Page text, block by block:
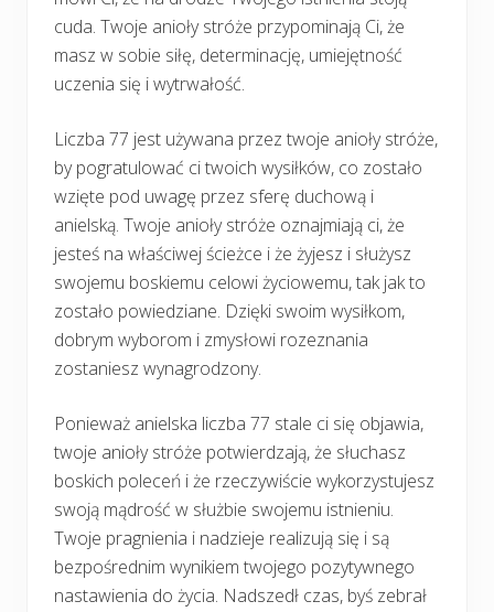
cuda. Twoje anioły stróże przypominają Ci, że
masz w sobie siłę, determinację, umiejętność
uczenia się i wytrwałość.
Liczba 77 jest używana przez twoje anioły stróże,
by pogratulować ci twoich wysiłków, co zostało
wzięte pod uwagę przez sferę duchową i
anielską. Twoje anioły stróże oznajmiają ci, że
jesteś na właściwej ścieżce i że żyjesz i służysz
swojemu boskiemu celowi życiowemu, tak jak to
zostało powiedziane. Dzięki swoim wysiłkom,
dobrym wyborom i zmysłowi rozeznania
zostaniesz wynagrodzony.
Ponieważ anielska liczba 77 stale ci się objawia,
twoje anioły stróże potwierdzają, że słuchasz
boskich poleceń i że rzeczywiście wykorzystujesz
swoją mądrość w służbie swojemu istnieniu.
Twoje pragnienia i nadzieje realizują się i są
bezpośrednim wynikiem twojego pozytywnego
nastawienia do życia. Nadszedł czas, byś zebrał